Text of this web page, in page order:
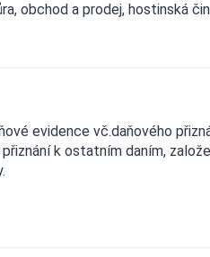
obchod a prodej, hostinská
evidence vč.daňového
k ostatním daním,